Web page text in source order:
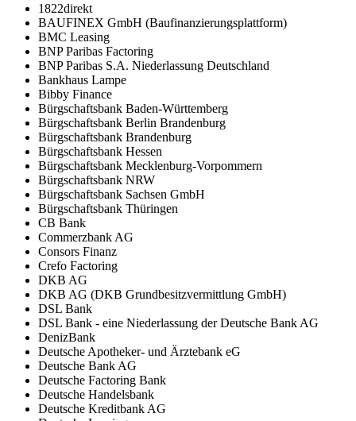
1822direkt
BAUFINEX GmbH (Baufinanzierungsplattform)
BMC Leasing
BNP Paribas Factoring
BNP Paribas S.A. Niederlassung Deutschland
Bankhaus Lampe
Bibby Finance
Bürgschaftsbank Baden-Württemberg
Bürgschaftsbank Berlin Brandenburg
Bürgschaftsbank Brandenburg
Bürgschaftsbank Hessen
Bürgschaftsbank Mecklenburg-Vorpommern
Bürgschaftsbank NRW
Bürgschaftsbank Sachsen GmbH
Bürgschaftsbank Thüringen
CB Bank
Commerzbank AG
Consors Finanz
Crefo Factoring
DKB AG
DKB AG (DKB Grundbesitzvermittlung GmbH)
DSL Bank
DSL Bank - eine Niederlassung der Deutsche Bank AG
DenizBank
Deutsche Apotheker- und Ärztebank eG
Deutsche Bank AG
Deutsche Factoring Bank
Deutsche Handelsbank
Deutsche Kreditbank AG